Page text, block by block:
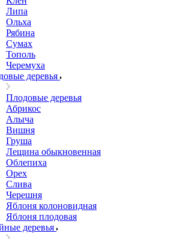
Липа
Ольха
Рябина
Сумах
Тополь
Черемуха
деревья
Плодовые деревья
Абрикос
Алыча
Вишня
Груша
Лещина обыкновенная
Облепиха
Орех
Слива
Черешня
Яблоня колоновидная
Яблоня плодовая
деревья